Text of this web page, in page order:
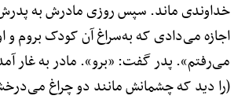
خداوندی ماند. سپس روزی مادرش به
اجازه می‌دادی که به‌سراغ آن کودک بروم و او
می‌رفتم». پدر گفت: «برو». مادر به غار آمد
(را دید که چشمانش مانند دو چراغ